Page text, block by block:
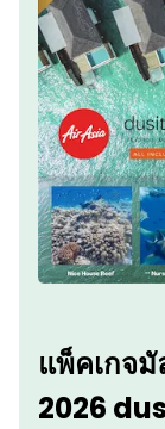
แพ็คเกจ
2026